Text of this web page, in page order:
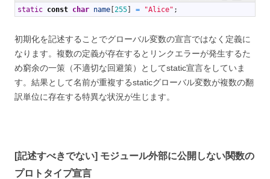
static const char name 255 = "Alice" ;
初期化を記述することでグローバル変数の宣言ではなく定義に
なります。複数の定義が存在するとリンクエラーが発生するた
め窮余の一策（不適切な回避策）としてstatic宣言をしていま
す。結果として名前が重複するstaticグローバル変数が複数の翻
訳単位に存在する特異な状況が生じます。
[記述すべきでない] モジュール外部に公開しない関数の
プロトタイプ宣言